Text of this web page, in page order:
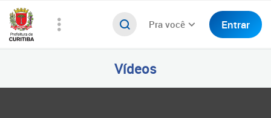
Pra você Entrar
Vídeos